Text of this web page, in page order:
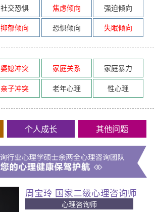
社交恐惧 焦虑倾向
强迫倾向
抑郁倾向
恐惧倾向 失眠倾向
婆媳冲突 家庭关系
家庭暴力
亲子冲突
老年心理 性心理
个人成长 其他问题
周宝玲 国家二级心理咨询师
心理咨询师